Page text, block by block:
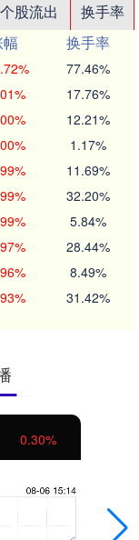
个股流出
换手率
换手率
77.46%
17.76%
12.21%
1.17%
11.69%
32.20%
5.84%
28.44%
8.49%
31.42%
0.30%